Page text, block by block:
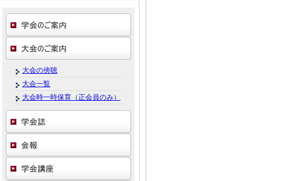
大会の傍聴
大会一覧
大会時一時保育（正会員のみ）